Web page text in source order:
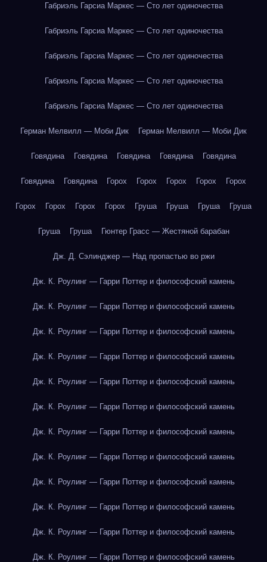
Габриэль Гарсиа Маркес — Сто лет одиночества
Габриэль Гарсиа Маркес — Сто лет одиночества
Габриэль Гарсиа Маркес — Сто лет одиночества
Габриэль Гарсиа Маркес — Сто лет одиночества
Габриэль Гарсиа Маркес — Сто лет одиночества
Герман Мелвилл — Моби Дик Герман Мелвилл — Моби Дик
Говядина Говядина Говядина Говядина Говядина
Говядина Говядина Горох Горох Горох Горох Горох
Горох Горох Горох Горох Груша Груша Груша Груша
Груша Груша Гюнтер Грасс — Жестяной барабан
Дж. Д. Сэлинджер — Над пропастью во ржи
Дж. К. Роулинг — Гарри Поттер и философский камень
Дж. К. Роулинг — Гарри Поттер и философский камень
Дж. К. Роулинг — Гарри Поттер и философский камень
Дж. К. Роулинг — Гарри Поттер и философский камень
Дж. К. Роулинг — Гарри Поттер и философский камень
Дж. К. Роулинг — Гарри Поттер и философский камень
Дж. К. Роулинг — Гарри Поттер и философский камень
Дж. К. Роулинг — Гарри Поттер и философский камень
Дж. К. Роулинг — Гарри Поттер и философский камень
Дж. К. Роулинг — Гарри Поттер и философский камень
Дж. К. Роулинг — Гарри Поттер и философский камень
Дж. К. Роулинг — Гарри Поттер и философский камень